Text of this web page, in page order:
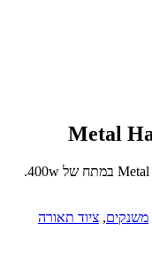
משנק המתאים לנורות לחץ גבוה מסוג Metal Halide במתח של 400w.
משנקים, ציוד תאורה